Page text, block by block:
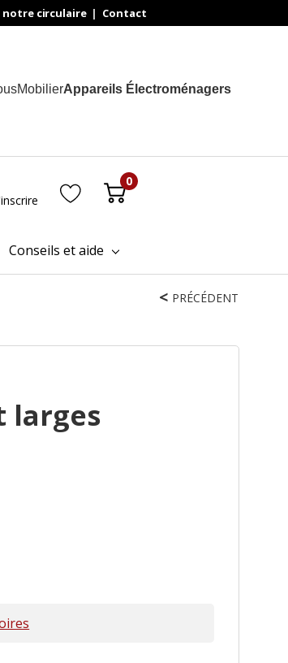
notre circulaire | Contact
MobilierAppareils Électroménagers
0
Conseils et aide
PRÉCÉDENT
larges